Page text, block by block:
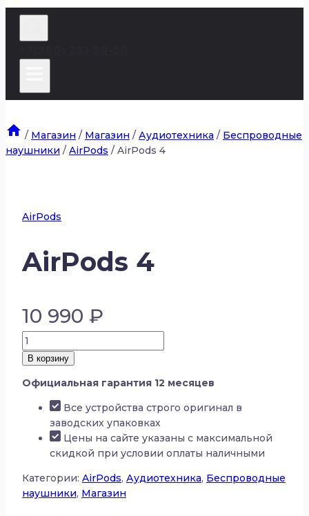
/ Магазин / Магазин / Аудиотехника / Беспроводные
наушники / AirPods / AirPods 4
AirPods
AirPods 4
10 990 ₽
Количество
товара
AirPods
4
В корзину
Официальная гарантия 12 месяцев
Все устройства строго оригинал в
заводских упаковках
Цены на сайте указаны с максимальной
скидкой при условии оплаты наличными
Категории: AirPods, Аудиотехника, Беспроводные
наушники, Магазин